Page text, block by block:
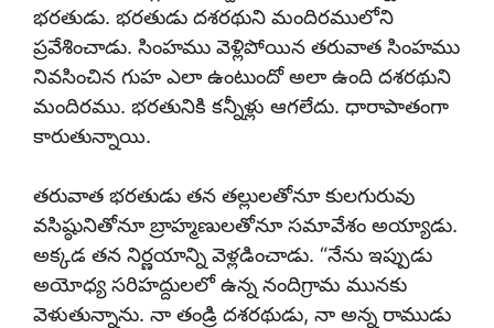
భరతుడు. భరతుడు దశరథుని మందిరములోని
ప్రవేశించాడు. సింహము వెళ్లిపోయిన తరువాత సింహము
నివసించిన గుహ ఎలా ఉంటుందో అలా ఉంది దశరథుని
మందిరము. భరతునికి కన్నీళ్లు ఆగలేదు. ధారాపాతంగా
కారుతున్నాయి.
తరువాత భరతుడు తన తల్లులతోనూ కులగురువు
వసిష్ఠునితోనూ బ్రాహ్మణులతోనూ సమావేశం అయ్యాడు.
అక్కడ తన నిర్ణయాన్ని వెళ్లడించాడు. “నేను ఇప్పుడు
అయోధ్య సరిహద్దులలో ఉన్న నందిగ్రామ మునకు
వెళుతున్నాను. నా తండ్రి దశరథుడు, నా అన్న రాముడు